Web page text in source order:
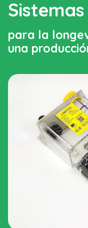
para la
una